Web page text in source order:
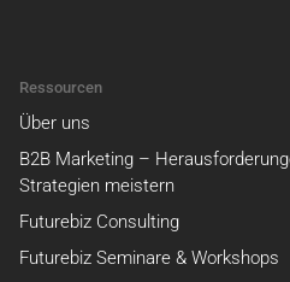
Ressourcen
Über uns
B2B Marketing –
Strategien meistern
Futurebiz Consulting
Futurebiz Seminare & Workshops